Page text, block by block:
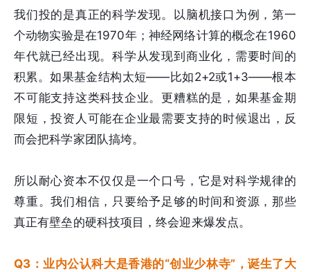
我们投的是真正的科学发现。以脑机接口为例，第一
个动物实验是在1970年；神经网络计算的概念在1960
年代就已经出现。科学从发现到商业化，需要时间的
积累。如果基金结构太短——比如2+2或1+3——根本
不可能支持这类科技企业。更糟糕的是，如果基金期
限短，投资人可能在企业最需要支持的时候退出，反
而会把科学家团队搞垮。
所以耐心资本不仅仅是一个口号，它是对科学规律的
尊重。我们相信，只要给予足够的时间和资源，那些
真正有壁垒的硬科技项目，终会迎来爆发点。
Q3：业内公认科大是香港的“创业少林寺”，诞生了大